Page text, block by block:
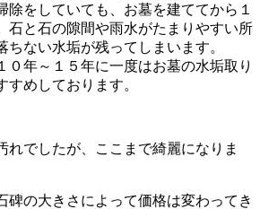
除をしていても、お墓を建ててから１
石と石の隙間や雨水がたまりやすい所
ちない水垢が残ってしまいます。
０年～１５年に一度はお墓の水垢取り
めしております。
れでしたが、ここまで綺麗になりま
碑の大きさによって価格は変わってき